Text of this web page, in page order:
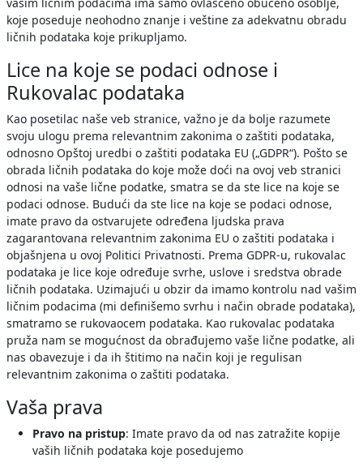
koje poseduje neohodno znanje i veštine za adekvatnu obradu
ličnih podataka koje prikupljamo.
Lice na koje se podaci odnose i
Rukovalac podataka
Kao posetilac naše veb stranice, važno je da bolje razumete
svoju ulogu prema relevantnim zakonima o zaštiti podataka,
odnosno Opštoj uredbi o zaštiti podataka EU („GDPR“). Pošto se
obrada ličnih podataka do koje može doći na ovoj veb stranici
odnosi na vaše lične podatke, smatra se da ste lice na koje se
podaci odnose. Budući da ste lice na koje se podaci odnose,
imate pravo da ostvarujete određena ljudska prava
zagarantovana relevantnim zakonima EU o zaštiti podataka i
objašnjena u ovoj Politici Privatnosti. Prema GDPR-u, rukovalac
podataka je lice koje određuje svrhe, uslove i sredstva obrade
ličnih podataka. Uzimajući u obzir da imamo kontrolu nad vašim
ličnim podacima (mi definišemo svrhu i način obrade podataka),
smatramo se rukovaocem podataka. Kao rukovalac podataka
pruža nam se mogućnost da obrađujemo vaše lične podatke, ali
nas obavezuje i da ih štitimo na način koji je regulisan
relevantnim zakonima o zaštiti podataka.
Vaša prava
Pravo na pristup: Imate pravo da od nas zatražite kopije
vaših ličnih podataka koje posedujemo